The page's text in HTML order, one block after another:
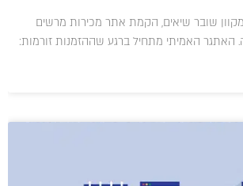
שובר שיאים, הקמת אתר מכירות מרשים
האתגר האמיתי מתחיל ברגע שההזמנות זורמות: